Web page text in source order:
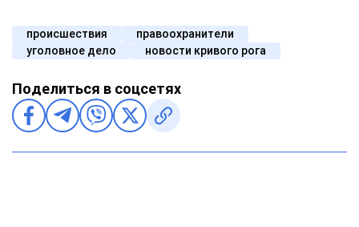
происшествия
правоохранители
уголовное дело
новости кривого рога
Поделиться в соцсетях